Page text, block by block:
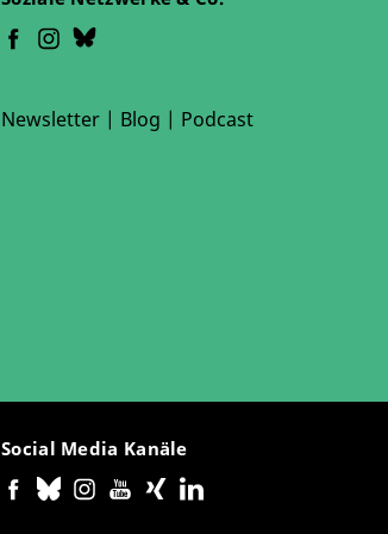
Newsletter | Blog | Podcast
Social Media Kanäle